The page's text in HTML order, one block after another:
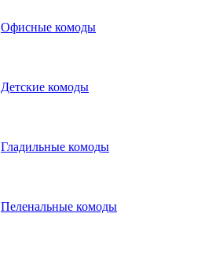
Офисные комоды
Детские комоды
Гладильные комоды
Пеленальные комоды